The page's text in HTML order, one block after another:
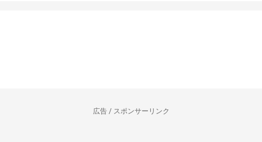
広告 / スポンサーリンク